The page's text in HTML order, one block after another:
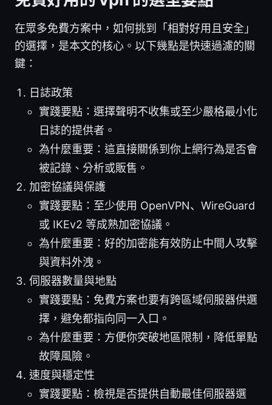
在眾多免費方案中，如何挑到「相對好用且安全」
的選擇，是本文的核心。以下幾點是快速過濾的關
鍵：
日誌政策
實踐要點：選擇聲明不收集或至少嚴格最小化
日誌的提供者。
為什麼重要：這直接關係到你上網行為是否會
被記錄、分析或販售。
加密協議與保護
實踐要點：至少使用 OpenVPN、WireGuard
或 IKEv2 等成熟加密協議。
為什麼重要：好的加密能有效防止中間人攻擊
與資料外洩。
伺服器數量與地點
實踐要點：免費方案也要有跨區域伺服器供選
擇，避免都指向同一入口。
為什麼重要：方便你突破地區限制，降低單點
故障風險。
速度與穩定性
實踐要點：檢視是否提供自動最佳伺服器選